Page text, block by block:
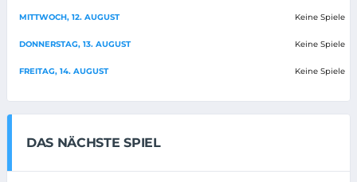
MITTWOCH, 12. AUGUST Keine Spiele
DONNERSTAG, 13. AUGUST Keine Spiele
FREITAG, 14. AUGUST Keine Spiele
DAS NÄCHSTE SPIEL